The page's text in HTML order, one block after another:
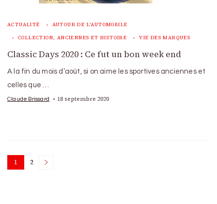
ACTUALITÉ AUTOUR DE L'AUTOMOBILE
COLLECTION, ANCIENNES ET HISTOIRE VIE DES MARQUES
Classic Days 2020 : Ce fut un bon week end
A la fin du mois d’août, si on aime les sportives anciennes et
celles que …
Claude Brissard 18 septembre 2020
Posts
Page
1 Page
2